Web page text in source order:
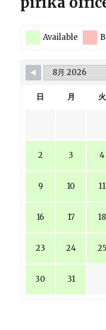
Available
日 月 火
2 3 4
9 10 11
16 17 18
23 24 25
30 31